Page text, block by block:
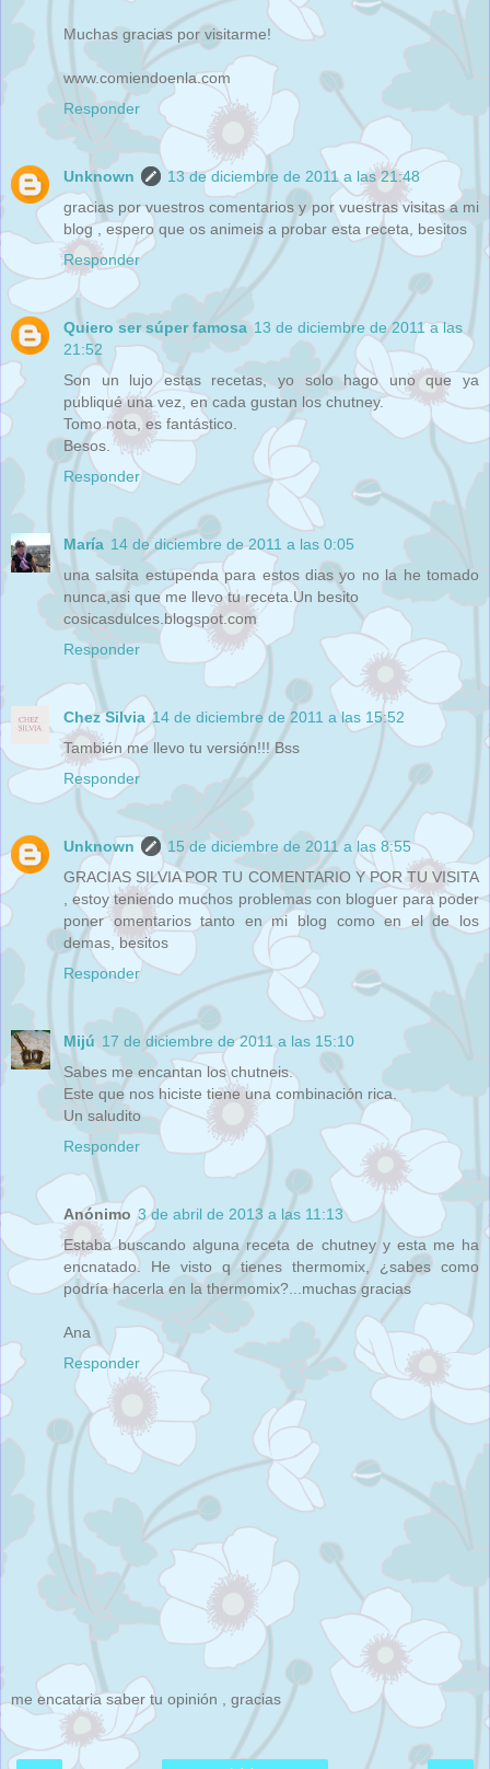
Muchas gracias por visitarme!
www.comiendoenla.com
Responder
Unknown
13 de diciembre de 2011 a las 21:48
gracias por vuestros comentarios y por vuestras visitas a mi
blog , espero que os animeis a probar esta receta, besitos
Responder
Quiero ser súper famosa 13 de diciembre de 2011 a las
21:52
Son un lujo estas recetas, yo solo hago uno que ya
publiqué una vez, en cada gustan los chutney.
Tomo nota, es fantástico.
Besos.
Responder
María 14 de diciembre de 2011 a las 0:05
una salsita estupenda para estos dias yo no la he tomado
nunca,asi que me llevo tu receta.Un besito
cosicasdulces.blogspot.com
Responder
Chez Silvia 14 de diciembre de 2011 a las 15:52
También me llevo tu versión!!! Bss
Responder
Unknown
15 de diciembre de 2011 a las 8:55
GRACIAS SILVIA POR TU COMENTARIO Y POR TU VISITA
, estoy teniendo muchos problemas con bloguer para poder
poner omentarios tanto en mi blog como en el de los
demas, besitos
Responder
Mijú 17 de diciembre de 2011 a las 15:10
Sabes me encantan los chutneis.
Este que nos hiciste tiene una combinación rica.
Un saludito
Responder
Anónimo 3 de abril de 2013 a las 11:13
Estaba buscando alguna receta de chutney y esta me ha
encnatado. He visto q tienes thermomix, ¿sabes como
podría hacerla en la thermomix?...muchas gracias
Ana
Responder
me encataria saber tu opinión , gracias